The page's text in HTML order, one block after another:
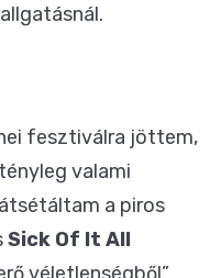
fesztiválra jöttem,
valami
a piros
Sick Of It All
véletlenségből”